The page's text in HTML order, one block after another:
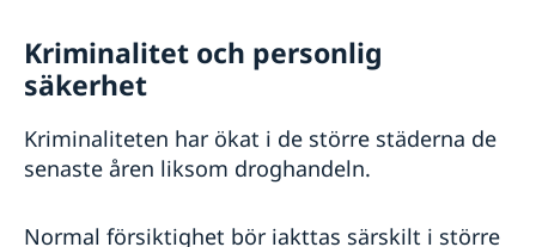
Kriminalitet och personlig
säkerhet
Kriminaliteten har ökat i de större städerna de
senaste åren liksom droghandeln.
Normal försiktighet bör iakttas särskilt i större